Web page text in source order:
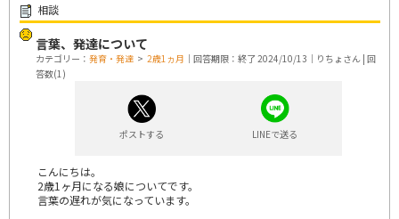
相談
言葉、発達について
カテゴリー： 発育・発達 > 2歳1ヵ月 ｜回答期限：終了 2024/10/13｜りちょさん | 回
答数(1)
ポストする LINEで送る
こんにちは。
2歳1ヶ月になる娘についてです。
言葉の遅れが気になっています。